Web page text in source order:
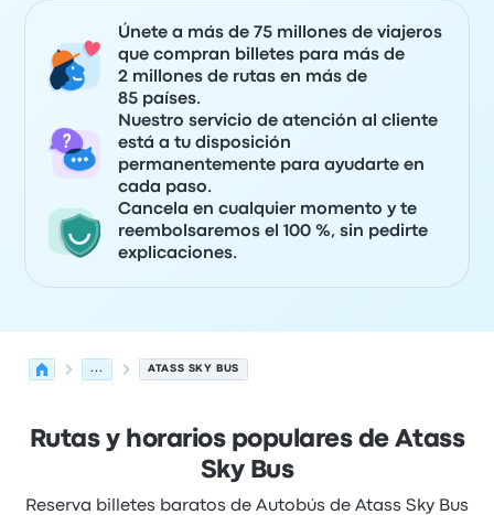
Únete a más de 75 millones de viajeros
que compran billetes para más de
2 millones de rutas en más de
85 países.
Nuestro servicio de atención al cliente
está a tu disposición
permanentemente para ayudarte en
cada paso.
Cancela en cualquier momento y te
reembolsaremos el 100 %, sin pedirte
explicaciones.
... ATASS SKY BUS
Rutas y horarios populares de Atass
Sky Bus
Reserva billetes baratos de Autobús de Atass Sky Bus